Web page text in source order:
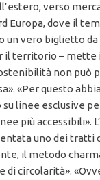
verso
Europa, dove il
un vero biglietto da
il territorio – mette
non può
«Per questo
linee esclusive
più accessibili».
uno dei tratti
il metodo
di circolarità».